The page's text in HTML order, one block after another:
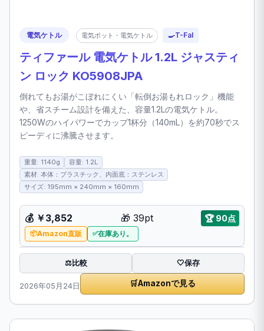
電気ケトル 電気ポット・電気ケトル 🍳T-Fal
ティファール 電気ケトル 1.2L ジャスティ
ン ロック KO5908JPA
倒れてもお湯がこぼれにくい「転倒お湯もれロック」機能
や、省スチーム設計を備えた、容量1.2Lの電気ケトル。
1250Wのハイパワーでカップ1杯分（140mL）を約70秒でス
ピーディに沸騰させます。
重量: 1140g
容量: 1.2L
素材: 本体：プラスチック、内面底：ステンレス
サイズ: 195mm × 240mm × 160mm
💰 ￥3,852 🎁 39pt 🏆90点
Amazon直販 在庫あり。
⚖️比較 🤍保存
2026年05月24日 🛒Amazonで見る